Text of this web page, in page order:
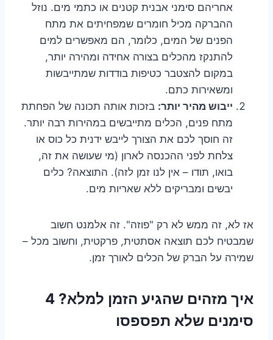
אחריהם סימני אבנית קטנים או כתמי מים. נוזל
ההברקה מכיל חומרים שמפחיתים את מתח
הפנים של המים, כלומר, הם מאפשרים למים
להתנקז מהכלים בצורה אחידה ומהירה יותר,
במקום להצטבר כטיפות בודדות שמתייבשות
ומשאירות כתם.
ייבוש מהיר יותר: בזכות אותה תכונה של הפחתת
מתח פנים, הכלים מתייבשים במהירות רבה יותר.
זה חוסך לכם את הצורך לייבש ידנית כל כוס או
צלחת לפני ההכנסה לארון (מי שעושה את זה,
בואו, תודו – אין לנו זמן לזה). התוצאה? כלים
יבשים ומבריקים ללא שאריות מים.
אז לא, זה ממש לא רק "פוזה". זה אלמנט חשוב
שמבטיח לכם תוצאה אסתטית, פרקטית, וחשוב מכל –
שמירה על הברק של הכלים לאורך זמן.
איך מזהים שהגיע הזמן למלא? 4
סימנים שלא תפספסו